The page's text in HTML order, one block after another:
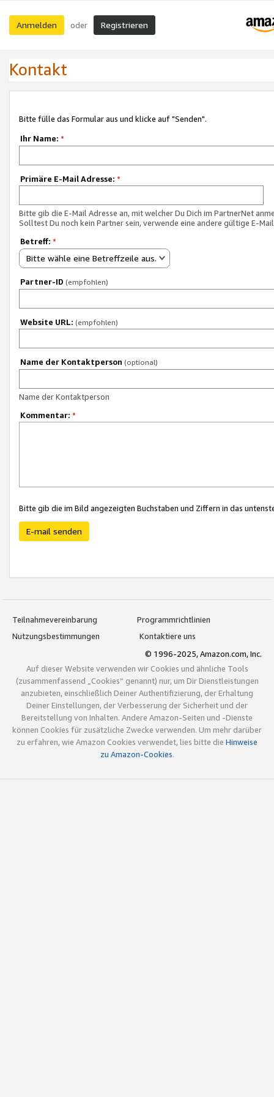
Anmelden oder Registrieren
Kontakt
Bitte fülle das Formular aus und klicke auf "Senden".
Ihr Name: *
Primäre E-Mail Adresse: *
Bitte gib die E-Mail Adresse an, mit welcher Du Dich im PartnerNet
Solltest Du noch kein Partner sein, verwende eine andere gültige E-
Betreff: *
Bitte wähle eine Betreffzeile aus.
Partner-ID (empfohlen)
Website URL: (empfohlen)
Name der Kontaktperson (optional)
Name der Kontaktperson
Kommentar: *
Bitte gib die im Bild angezeigten Buchstaben und Ziffern in das
E-mail senden
Teilnahmevereinbarung
Programmrichtlinien
Nutzungsbestimmungen
Kontaktiere uns
© 1996-2025, Amazon.com, Inc.
Auf dieser Website verwenden wir Cookies und ähnliche Tools
(zusammenfassend „Cookies“ genannt) nur, um Dir Dienstleistungen
anzubieten, einschließlich Deiner Authentifizierung, der Erhaltung
Deiner Einstellungen, der Verbesserung der Sicherheit und der
Bereitstellung von Inhalten. Andere Amazon-Seiten und -Dienste
können Cookies für zusätzliche Zwecke verwenden. Um mehr darüber
zu erfahren, wie Amazon Cookies verwendet, lies bitte die Hinweise
zu Amazon-Cookies.